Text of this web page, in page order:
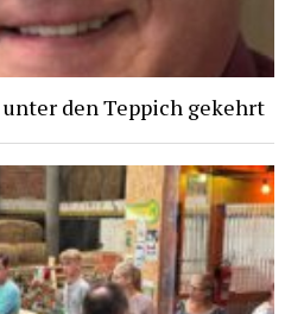
den Teppich gekehrt